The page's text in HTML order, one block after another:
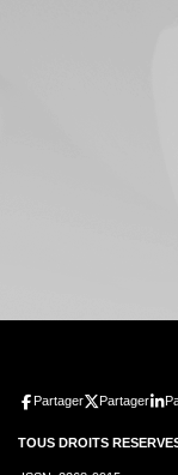
Partager Partager
TOUS DROITS